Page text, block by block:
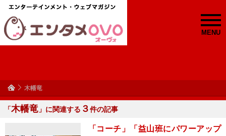
MENU
木幡竜
「木幡竜 」に関連する ３件の記事
「コーチ」「益山班にパワーアップ